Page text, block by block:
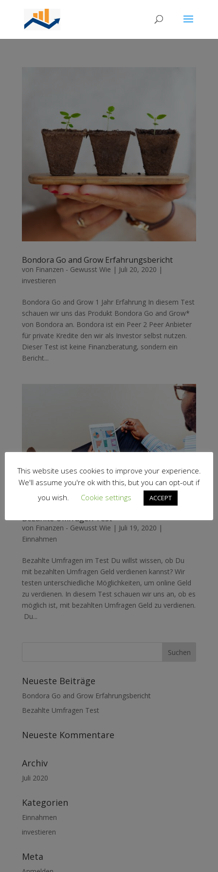
Bondora Go and Grow Erfahrungsbericht
von Finanzen - Gewusst Wie | Juli 20, 2020 |
investieren
Bondora Go and Grow 1 Jahr Erfahrung In diesem Test
schauen wir uns das Produkt Bondora Go and Grow*
von Bondora an. Bondora ist ein Peer 2 Peer Anbieter
für private Kredite den wir als Investor selbst nutzen.
Dieser Test ist keine Finanzberatung, sondern ein
Bericht...
Bezahlte Umfragen Test
von Finanzen - Gewusst Wie | Juli 19, 2020 |
Einnahmen
Bezahlte Umfragen im Test Du willst wissen, ob Du
mit bezahlten Umfragen Geld verdienen kannst? Wir
testen unterschiedliche Möglichkeiten, um online Geld
zu verdienen. In diesem Test schauen wir uns an, ob es
möglich ist, mit bezahlten Umfragen Geld zu verdienen.
Du...
Neueste Beiträge
Bondora Go and Grow Erfahrungsbericht
Bezahlte Umfragen Test
Neueste Kommentare
Archiv
Juli 2020
Kategorien
Einnahmen
investieren
Meta
This website uses cookies to improve your experience.
We'll assume you're ok with this, but you can opt-out if
you wish.
Cookie settings ACCEPT